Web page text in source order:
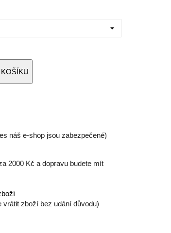
náš e-shop jsou zabezpečené)
2000 Kč a dopravu budete mít
vrátit zboží bez udání důvodu)